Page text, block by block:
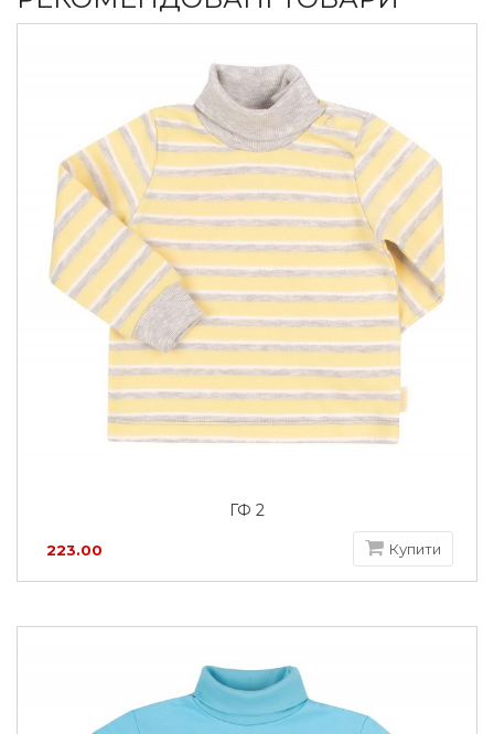
ГФ 2
223.00 Купити